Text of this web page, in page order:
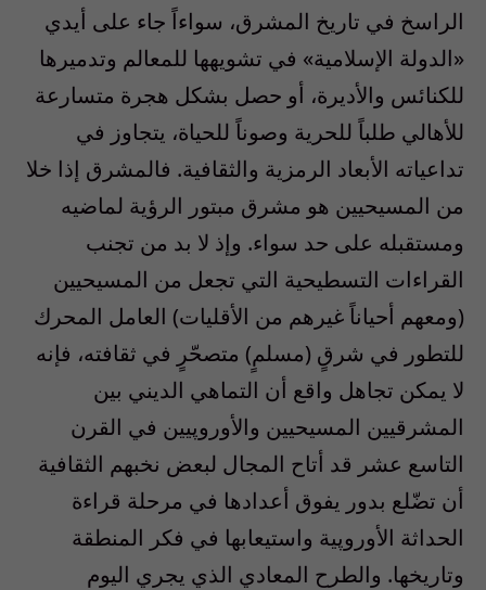
الراسخ في تاريخ المشرق، سواءاً جاء على أيدي
«الدولة الإسلامية» في تشويهها للمعالم وتدميرها
للكنائس والأديرة، أو حصل بشكل هجرة متسارعة
للأهالي طلباً للحرية وصوناً للحياة، يتجاوز في
تداعياته الأبعاد الرمزية والثقافية. فالمشرق إذا خلا
من المسيحيين هو مشرق مبتور الرؤية لماضيه
ومستقبله على حد سواء. وإذ لا بد من تجنب
القراءات التسطيحية التي تجعل من المسيحيين
(ومعهم أحياناً غيرهم من الأقليات) العامل المحرك
للتطور في شرقٍ (مسلمٍ) متصحّرٍ في ثقافته، فإنه
لا يمكن تجاهل واقع أن التماهي الديني بين
المشرقيين المسيحيين والأوروپيين في القرن
التاسع عشر قد أتاح المجال لبعض نخبهم الثقافية
أن تضّلع بدور يفوق أعدادها في مرحلة قراءة
الحداثة الأوروپية واستيعابها في فكر المنطقة
وتاريخها. والطرح المعادي الذي يجري اليوم